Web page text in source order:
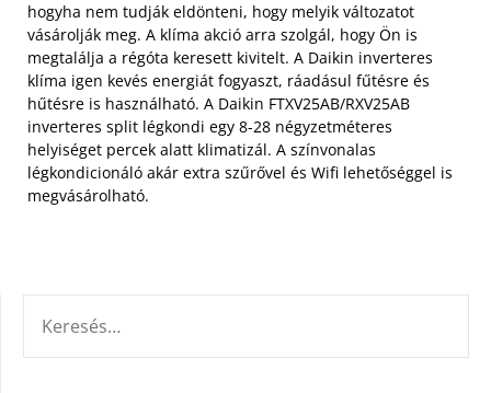
hogyha nem tudják eldönteni, hogy melyik változatot
vásárolják meg. A klíma akció arra szolgál, hogy Ön is
megtalálja a régóta keresett kivitelt. A Daikin inverteres
klíma igen kevés energiát fogyaszt, ráadásul fűtésre és
hűtésre is használható. A Daikin FTXV25AB/RXV25AB
inverteres split légkondi egy 8-28 négyzetméteres
helyiséget percek alatt klimatizál. A színvonalas
légkondicionáló akár extra szűrővel és Wifi lehetőséggel is
megvásárolható.